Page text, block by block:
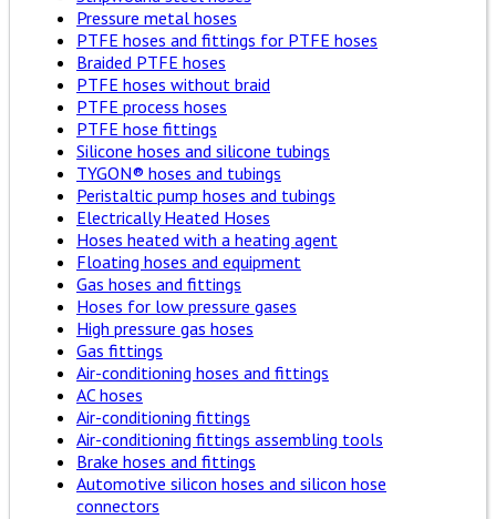
Pressure metal hoses
PTFE hoses and fittings for PTFE hoses
Braided PTFE hoses
PTFE hoses without braid
PTFE process hoses
PTFE hose fittings
Silicone hoses and silicone tubings
TYGON® hoses and tubings
Peristaltic pump hoses and tubings
Electrically Heated Hoses
Hoses heated with a heating agent
Floating hoses and equipment
Gas hoses and fittings
Hoses for low pressure gases
High pressure gas hoses
Gas fittings
Air-conditioning hoses and fittings
AC hoses
Air-conditioning fittings
Air-conditioning fittings assembling tools
Brake hoses and fittings
Automotive silicon hoses and silicon hose
connectors